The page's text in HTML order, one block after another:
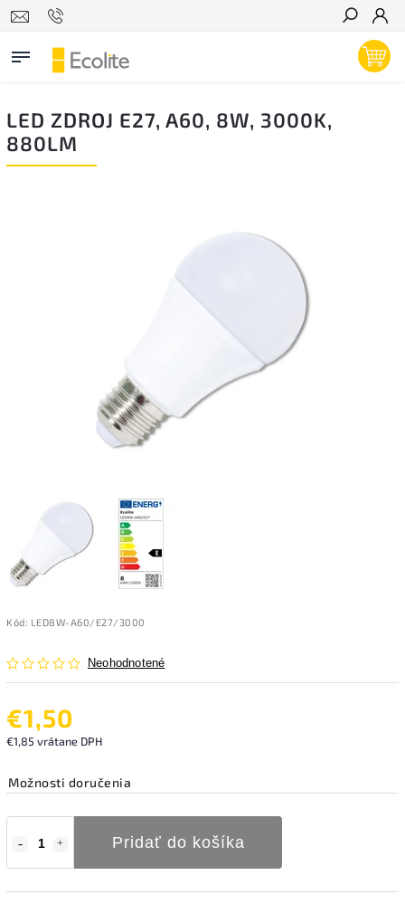
Hľadať
LED ZDROJ E27, A60, 8W, 3000K,
880LM
Kód: LED8W-A60/E27/3000
Neohodnotené
€1,50
€1,85 vrátane DPH
Možnosti doručenia
Pridať do košíka